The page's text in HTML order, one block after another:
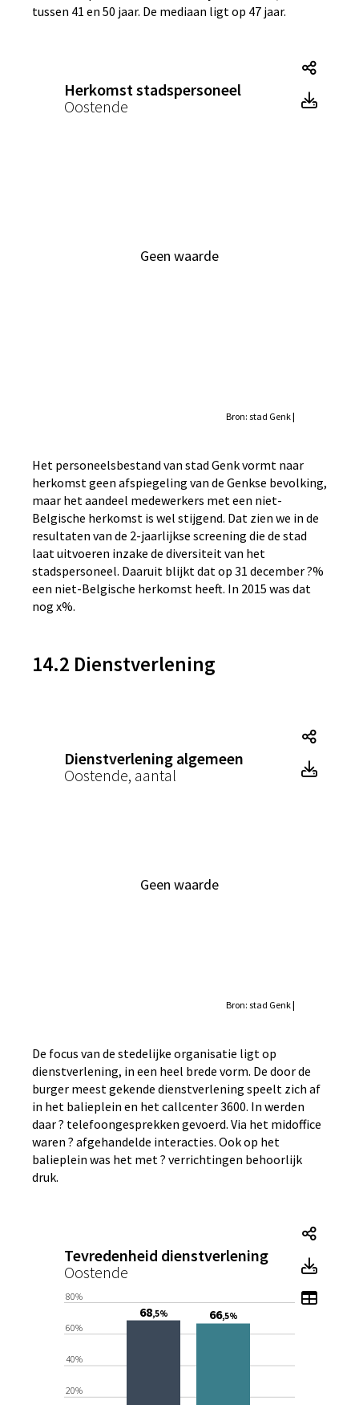
tussen 41 en 50 jaar. De mediaan ligt op 47 jaar.
Herkomst stadspersoneel
Oostende
Geen waarde
Bron: stad Genk|
Het personeelsbestand van stad Genk vormt naar
herkomst geen afspiegeling van de Genkse bevolking,
maar het aandeel medewerkers met een niet-
Belgische herkomst is wel stijgend. Dat zien we in de
resultaten van de 2-jaarlijkse screening die de stad
laat uitvoeren inzake de diversiteit van het
stadspersoneel. Daaruit blijkt dat op 31 december ?%
een niet-Belgische herkomst heeft. In 2015 was dat
nog x%.
14.2 Dienstverlening
Dienstverlening algemeen
Oostende, aantal
Geen waarde
Bron: stad Genk|
De focus van de stedelijke organisatie ligt op
dienstverlening, in een heel brede vorm. De door de
burger meest gekende dienstverlening speelt zich af
in het balieplein en het callcenter 3600. In werden
daar ? telefoongesprekken gevoerd. Via het midoffice
waren ? afgehandelde interacties. Ook op het
balieplein was het met ? verrichtingen behoorlijk
druk.
Tevredenheid dienstverlening
Oostende
20%
40%
60%
80%
68,5% 66,5%
Toon